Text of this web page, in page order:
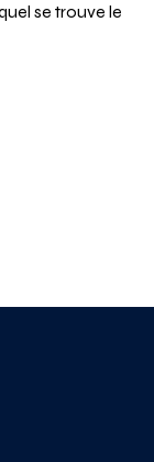
se trouve le